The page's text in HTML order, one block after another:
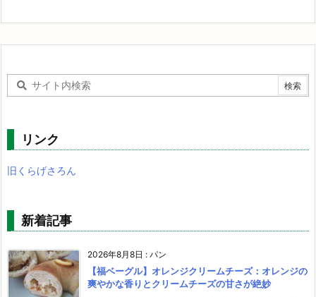
リンク
旧くらげさろん
新着記事
2026年8月8日 : パン
【福ベーグル】オレンジクリームチーズ：オレンジの
爽やかな香りとクリームチーズの甘さが絶妙